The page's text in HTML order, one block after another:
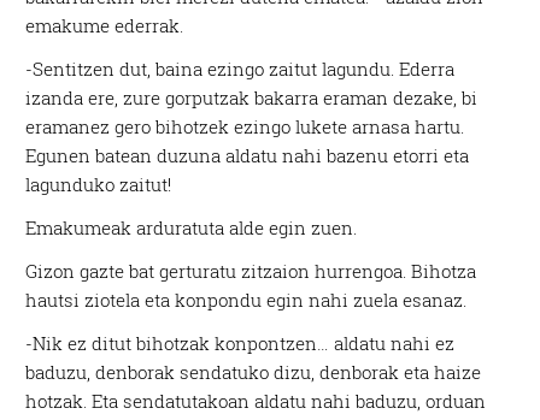
emakume ederrak.
-Sentitzen dut, baina ezingo zaitut lagundu. Ederra
izanda ere, zure gorputzak bakarra eraman dezake, bi
eramanez gero bihotzek ezingo lukete arnasa hartu.
Egunen batean duzuna aldatu nahi bazenu etorri eta
lagunduko zaitut!
Emakumeak arduratuta alde egin zuen.
Gizon gazte bat gerturatu zitzaion hurrengoa. Bihotza
hautsi ziotela eta konpondu egin nahi zuela esanaz.
-Nik ez ditut bihotzak konpontzen… aldatu nahi ez
baduzu, denborak sendatuko dizu, denborak eta haize
hotzak. Eta sendatutakoan aldatu nahi baduzu, orduan